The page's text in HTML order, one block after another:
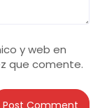
y web en
que comente.